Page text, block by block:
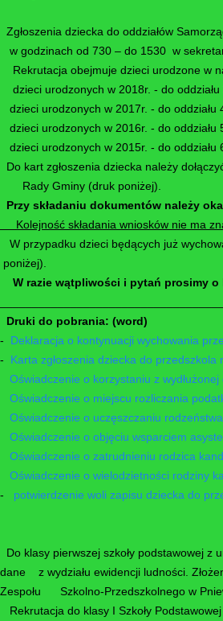
Zgłoszenia dziecka do oddziałów
w godzinach od 730 – do 1530 w
Rekrutacja obejmuje dzieci urodzone w
dzieci urodzonych w 2018r. - do oddziału
dzieci urodzonych w 2017r. - do oddziału
dzieci urodzonych w 2016r. - do oddziału
dzieci urodzonych w 2015r. - do oddziału
Do kart zgłoszenia dziecka należy
Rady Gminy (druk poniżej).
Przy składaniu dokumentów należy
Kolejność składania wniosków nie ma
W przypadku dzieci będących już
poniżej).
W razie wątpliwości i pytań prosimy o
Druki do pobrania: (word)
- Deklaracja o kontynuacji wychowania
-
Karta zgłoszenia dziecka do
Oświadczenie o korzystaniu z
Oświadczenie o miejscu rozliczania
Oświadczenie o uczęszczaniu
Oświadczenie o objęciu wsparciem
Oświadczenie o zatrudnieniu rodzica
Oświadczenie o wielodzietności rodziny
- potwierdzenie woli zapisu dziecka do
Do klasy pierwszej szkoły podstawowej z
dane z wydziału ewidencji ludności.
Zespołu Szkolno-Przedszkolnego w
Rekrutacja do klasy I Szkoły